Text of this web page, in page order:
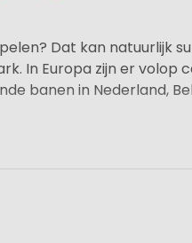
Dat kan natuurlijk
In Europa zijn er volop
banen in Nederland,
fanatieke golfer bent of af
met golf zorgt voor
thuiskomt. Of je nu
kleinschalige camping